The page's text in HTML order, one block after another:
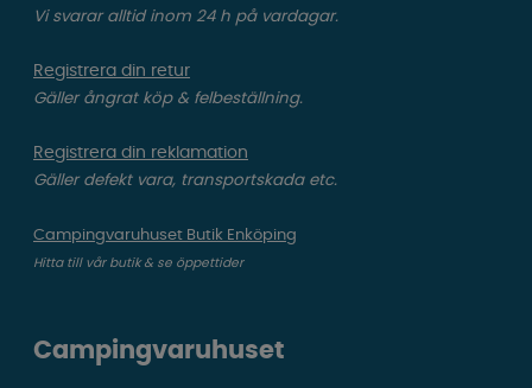
Vi svarar alltid inom 24 h på vardagar.
Registrera din retur
Gäller ångrat köp & felbeställning.
Registrera din reklamation
Gäller defekt vara, transportskada etc.
Campingvaruhuset Butik Enköping
Hitta till vår butik & se öppettider
Campingvaruhuset